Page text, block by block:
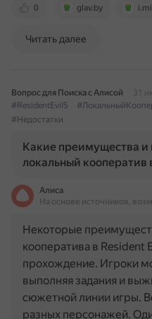
0 glav.by
Читать далее
Вопрос для Поиска с Алисой
31
#ResidentEvil5
#Недостатки
Какие преимущества и
локальный кооператив
Алиса
На основе источников,
Некоторые
кооператива в Resident
прохождение. Игроки
выполняя задания и
сюжетной линии игры.
разных персонажей.